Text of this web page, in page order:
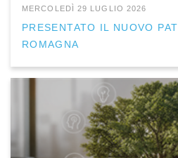
MERCOLEDÌ 29 LUGLIO 2026
PRESENTATO IL NUOVO
ROMAGNA